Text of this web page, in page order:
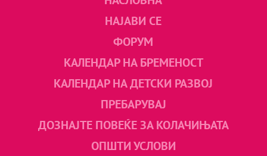
НАЈАВИ СЕ
ФОРУМ
КАЛЕНДАР НА БРЕМЕНОСТ
КАЛЕНДАР НА ДЕТСКИ РАЗВОЈ
ПРЕБАРУВАЈ
ДОЗНАЈТЕ ПОВЕЌЕ ЗА КОЛАЧИЊАТА
ОПШТИ УСЛОВИ